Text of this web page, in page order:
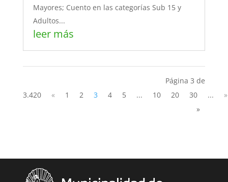
Mayores; Cuento en las categorías Sub 15 y
Adultos...
leer más
Página 3 de
3.420
« 1 2 3 4 5 ... 10 20 30 ...
»
»